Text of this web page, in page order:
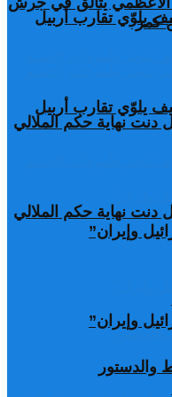
يلوّي تقارب أربيل
دنت نهاية حكم الملالي
وإيران”
والدستور
كمر
يلوّي تقارب أربيل
دنت نهاية حكم الملالي
وإيران”